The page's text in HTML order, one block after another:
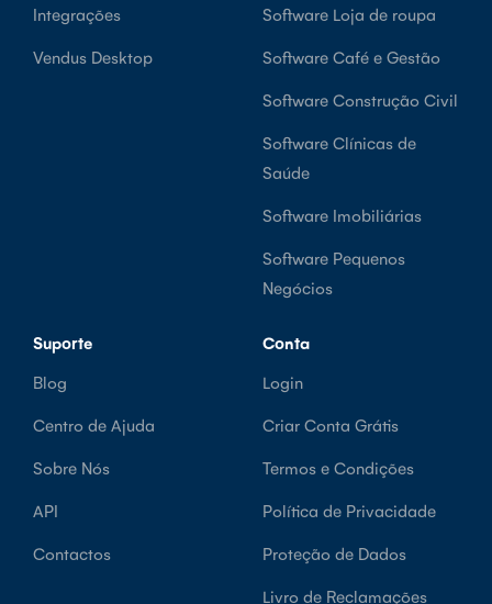
Integrações
Vendus Desktop
Software Loja de roupa
Software Café e Gestão
Software Construção Civil
Software Clínicas de
Saúde
Software Imobiliárias
Software Pequenos
Negócios
Suporte
Blog
Centro de Ajuda
Sobre Nós
API
Contactos
Conta
Login
Criar Conta Grátis
Termos e Condições
Política de Privacidade
Proteção de Dados
Livro de Reclamações